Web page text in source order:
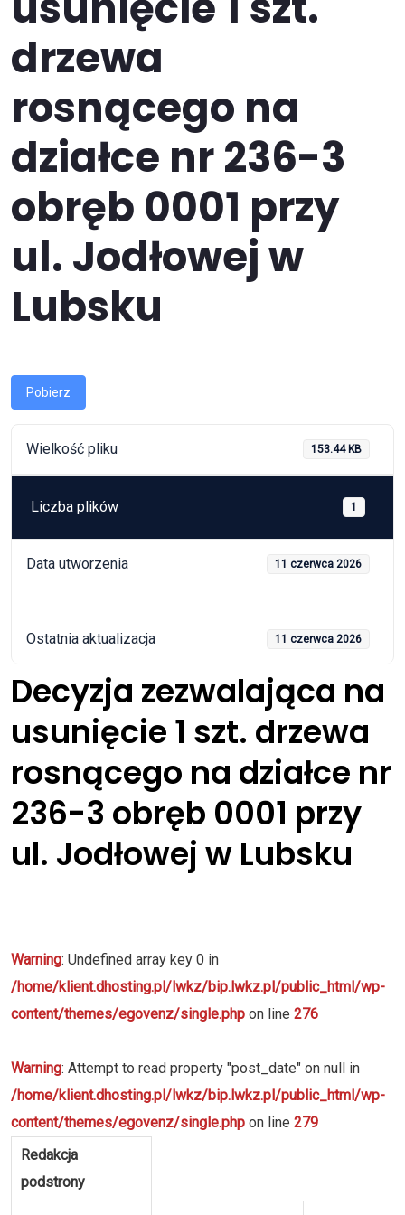
drzewa
rosnącego na
działce nr 236-3
obręb 0001 przy
ul. Jodłowej w
Lubsku
Pobierz
Wielkość pliku 153.44 KB
Liczba plików 1
Data utworzenia 11 czerwca 2026
Ostatnia aktualizacja 11 czerwca 2026
Decyzja zezwalająca na
usunięcie 1 szt. drzewa
rosnącego na działce nr
236-3 obręb 0001 przy
ul. Jodłowej w Lubsku
Warning: Undefined array key 0 in
/home/klient.dhosting.pl/lwkz/bip.lwkz.pl/public_html/wp-
content/themes/egovenz/single.php on line 276
Warning: Attempt to read property "post_date" on null in
/home/klient.dhosting.pl/lwkz/bip.lwkz.pl/public_html/wp-
content/themes/egovenz/single.php on line 279
Redakcja
podstrony